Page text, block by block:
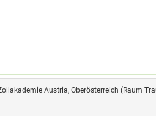
Compliance. In diesem
die Zollfunktion aktiv zur
beiträgt. Erfahren
und Organisation
Stammdaten und das
als wertschöpfenden
Seminar durch konkrete
Austria, Oberösterreich (Raum